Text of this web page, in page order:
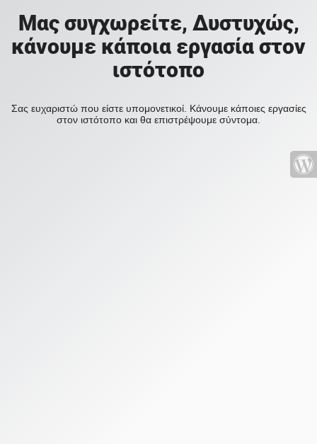
Μας συγχωρείτε, Δυστυχώς,
κάνουμε κάποια εργασία στον
ιστότοπο
Σας ευχαριστώ που είστε υπομονετικοί. Κάνουμε κάποιες εργασίες
στον ιστότοπο και θα επιστρέψουμε σύντομα.